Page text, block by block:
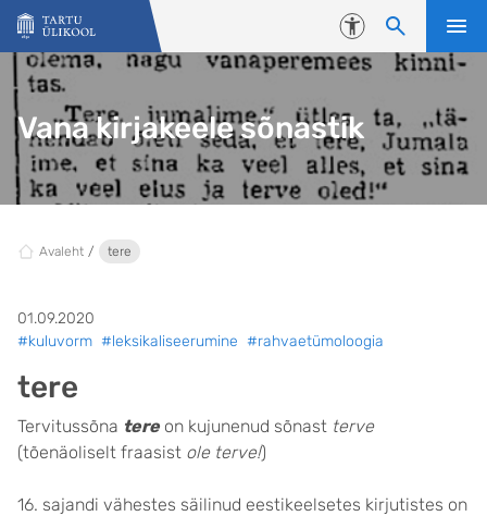
Liigu edasi põhisisu juurde
Juurdepääsetavus
Vana kirjakeele sõnastik
Avaleht tere
01.09.2020
#kuluvorm #leksikaliseerumine #rahvaetümoloogia
tere
Tervitussõna tereon kujunenud sõnast terve
(tõenäoliselt fraasist ole terve!)
16. sajandi vähestes säilinud eestikeelsetes kirjutistes on